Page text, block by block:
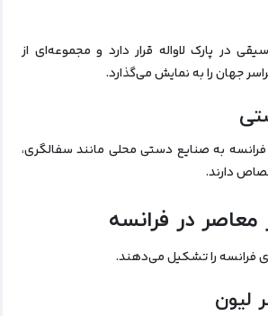
در پارک لاواله قرار دارد و مجموعه‌ای از
جهان را به نمایش می‌گذارد.
به صنایع دستی محلی مانند سفالگری،
دارند.
در فرانسه
فرانسه را تشکیل می‌دهند.
لیون